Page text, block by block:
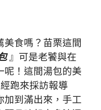
美食嗎？苗栗這間
』可是老饕與在
呢！這間湯包的美
跑來採訪報導
加到滿出來，手工